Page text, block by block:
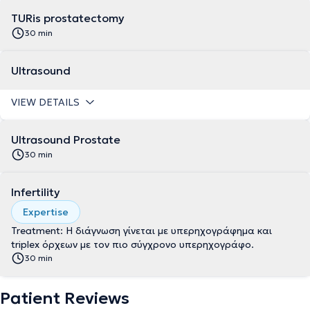
TURis prostatectomy
30 min
Ultrasound
VIEW DETAILS
Ultrasound Prostate
30 min
Infertility
Expertise
Treatment: Η διάγνωση γίνεται με υπερηχογράφημα και
triplex όρχεων με τον πιο σύγχρονο υπερηχογράφο.
30 min
Patient Reviews